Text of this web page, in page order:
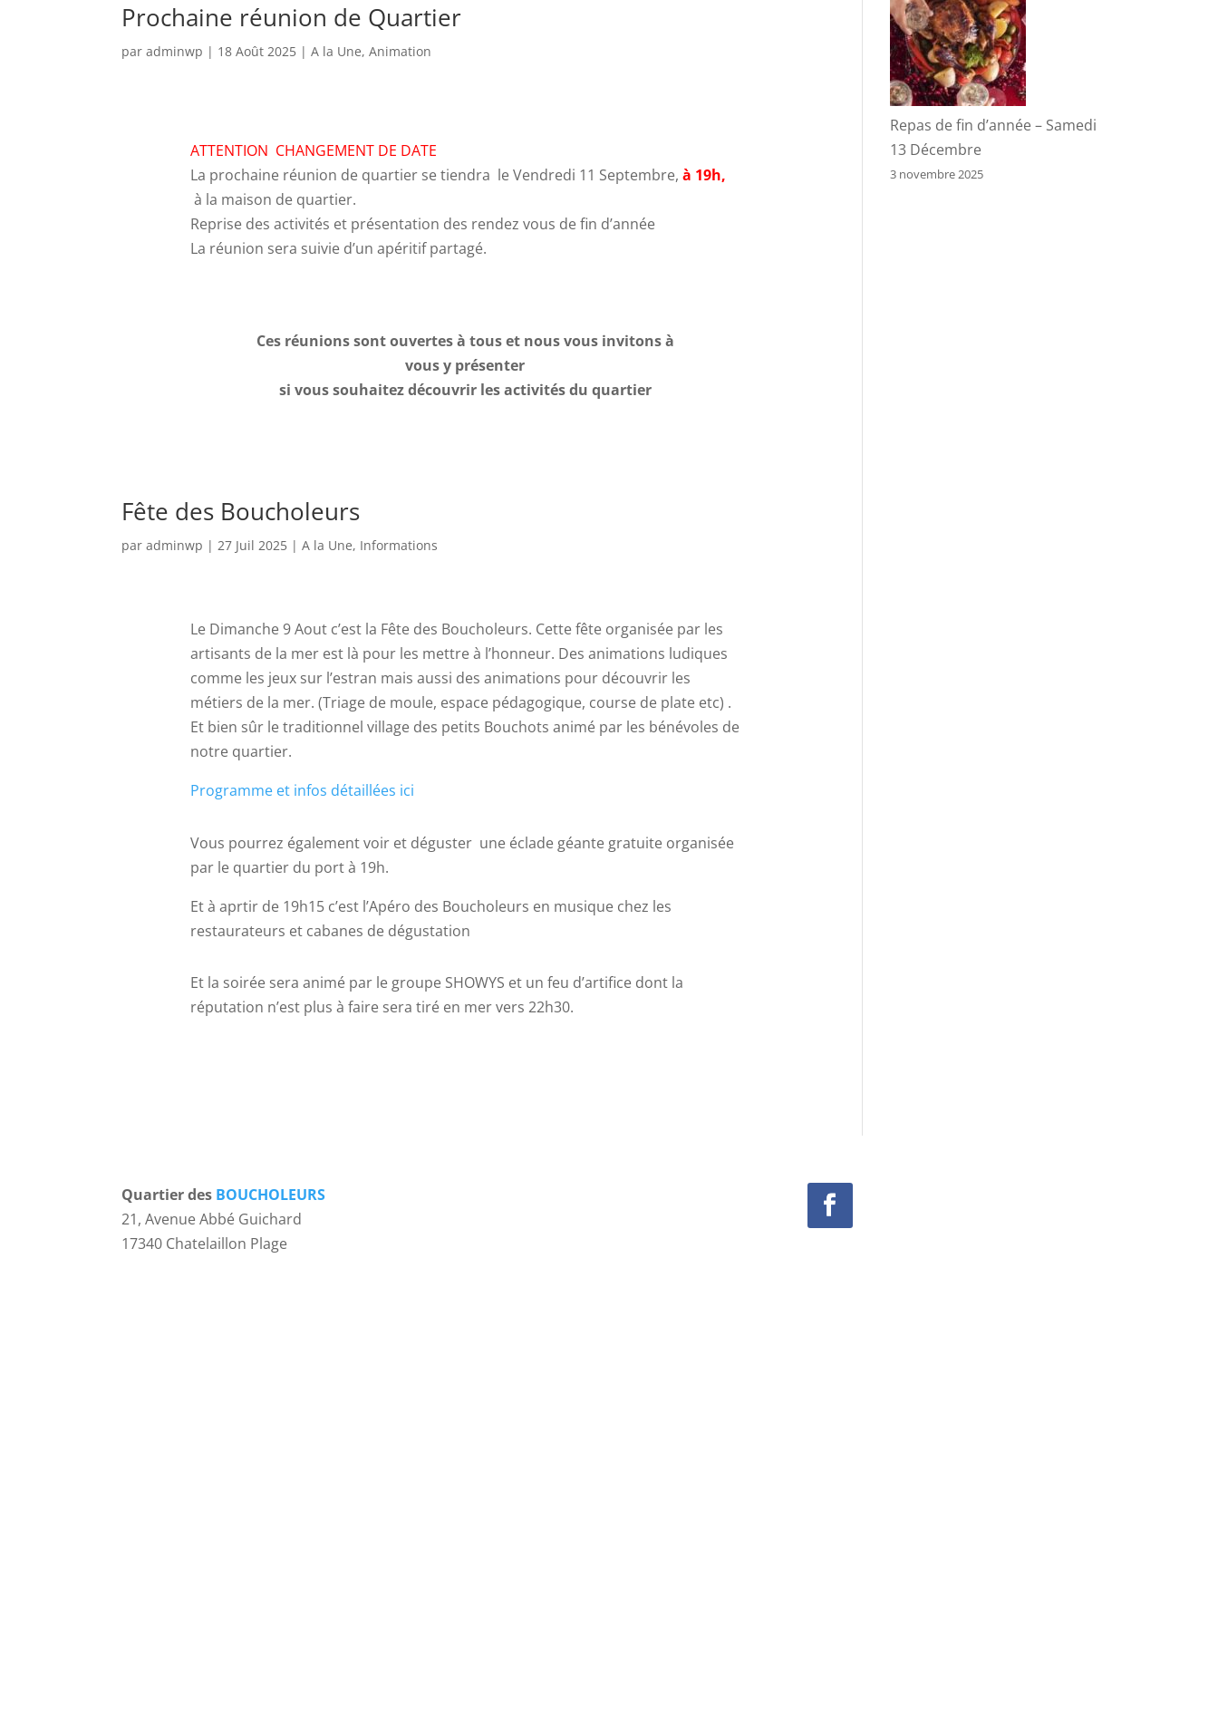
Prochaine réunion de Quartier
paradminwp | 18 Août 2025 |A la Une,Animation
ATTENTION CHANGEMENT DE DATE
La prochaine réunion de quartier se tiendra le Vendredi 11 Septembre, à 19h,
à la maison de quartier.
Reprise des activités et présentation des rendez vous de fin d’année
La réunion sera suivie d’un apéritif partagé.
Ces réunions sont ouvertes à tous et nous vous invitons à
vous y présenter
si vous souhaitez découvrir les activités du quartier
Fête des Boucholeurs
paradminwp | 27 Juil 2025 |A la Une, Informations
Le Dimanche 9 Aout c’est la Fête des Boucholeurs. Cette fête organisée par les
artisants de la mer est là pour les mettre à l’honneur. Des animations ludiques
comme les jeux sur l’estran mais aussi des animations pour découvrir les
métiers de la mer. (Triage de moule, espace pédagogique, course de plate etc) .
Et bien sûr le traditionnel village des petits Bouchots animé par les bénévoles de
notre quartier.
Programme et infos détaillées ici
Vous pourrez également voir et déguster une éclade géante gratuite organisée
par le quartier du port à 19h.
Et à aprtir de 19h15 c’est l’Apéro des Boucholeurs en musique chez les
restaurateurs et cabanes de dégustation
Et la soirée sera animé par le groupe SHOWYS et un feu d’artifice dont la
réputation n’est plus à faire sera tiré en mer vers 22h30.
Repas de fin d’année – Samedi
13 Décembre
3 novembre 2025
Quartier des BOUCHOLEURS
21, Avenue Abbé Guichard
17340 Chatelaillon Plage